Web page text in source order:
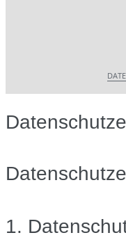
1.